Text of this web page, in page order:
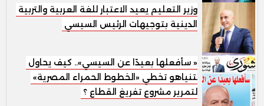
وزير التعليم يعيد الاعتبار للغة العربية والتربية
الدينية بتوجيهات الرئيس السيسي
« سأفعلها بعيدًا عن السيسي».. كيف يحاول
نتنياهو تخطي «الخطوط الحمراء المصرية»
لتمرير مشروع تفريغ القطاع ؟